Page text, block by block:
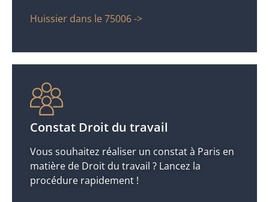
Huissier dans le 75006 ->
Constat Droit du travail
Vous souhaitez réaliser un constat à Paris en
matière de Droit du travail ? Lancez la
procédure rapidement !